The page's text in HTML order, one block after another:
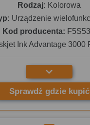
Rodzaj: Kolorowa
Urządzenie
Kod producenta:
Ink Advantage 3000
Sprawdź gdzie kupić